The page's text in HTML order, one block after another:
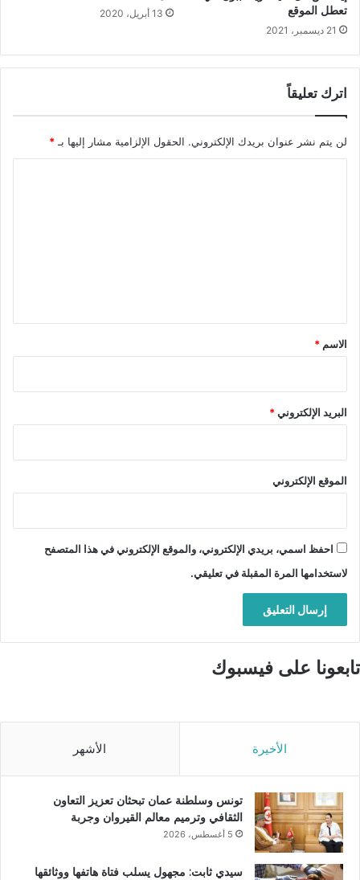
تعطل الموقع
21 ديسمبر، 2021
13 أبريل، 2020
اترك تعليقاً
لن يتم نشر عنوان بريدك الإلكتروني. الحقول الإلزامية مشار إليها بـ *
*
الاسم *
البريد الإلكتروني*
الموقع الإلكتروني
احفظ اسمي، بريدي الإلكتروني، والموقع الإلكتروني في هذا المتصفح
لاستخدامها المرة المقبلة في تعليقي.
تابعونا على فيسبوك
الأخيرة الأشهر
تونس وسلطنة عمان تبحثان تعزيز التعاون
الثقافي وترميم معالم القيروان وجربة
5 أغسطس، 2026
سيدي ثابت: مجهول يسلب فتاة هاتفها ووثائقها